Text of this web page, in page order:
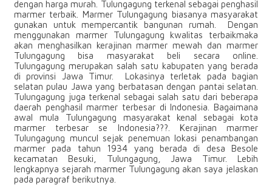
dengan harga murah. Tulungagung terkenal sebagai penghasil
marmer terbaik. Marmer Tulungagung biasanya masyarakat
gunakan untuk mempercantik bangunan rumah. Dengan
menggunakan marmer Tulungagung kwalitas terbaikmaka
akan menghasilkan kerajinan marmer mewah dan marmer
Tulungagung bisa masyarakat beli secara online.
Tulungagung merupakan salah satu kabupaten yang berada
di provinsi Jawa Timur. Lokasinya terletak pada bagian
selatan pulau Jawa yang berbatasan dengan pantai selatan.
Tulungagung juga terkenal sebagai salah satu dari beberapa
daerah penghasil marmer terbesar di Indonesia. Bagaimana
awal mula Tulungagung masyarakat kenal sebagai kota
marmer terbesar se Indonesia???. Kerajinan marmer
Tulungagung muncul sejak penemuan lokasi penambangan
marmer pada tahun 1934 yang berada di desa Besole
kecamatan Besuki, Tulungagung, Jawa Timur. Lebih
lengkapnya sejarah marmer Tulungagung akan saya jelaskan
pada paragraf berikutnya.